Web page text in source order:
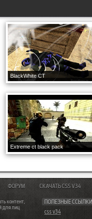
BlackWhite CT
Extreme ct black pack
контент,
для лиц
ПОЛЕЗНЫЕ ССЫЛКИ
css v34
ФОРУМ СКАЧАТЬ CSS V34